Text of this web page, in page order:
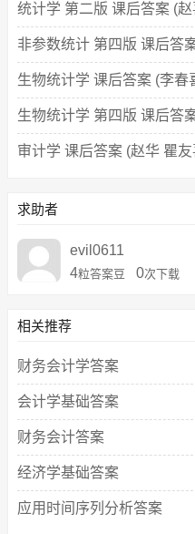
统计学 第二版 课后答案 (
非参数统计 第四版 课后答
生物统计学 课后答案 (李春
生物统计学 第四版 课后答
审计学 课后答案 (赵华 瞿友
求助者
evil0611
4粒答案豆 0次下载
相关推荐
财务会计学答案
会计学基础答案
财务会计答案
经济学基础答案
应用时间序列分析答案